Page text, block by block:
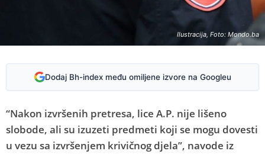
Ilustracija, Foto: Mondo.ba
Dodaj Bh-index među omiljene izvore na Googleu
“Nakon izvršenih pretresa, lice A.P. nije lišeno
slobode, ali su izuzeti predmeti koji se mogu dovesti
u vezu sa izvršenjem krivičnog djela”, navode iz